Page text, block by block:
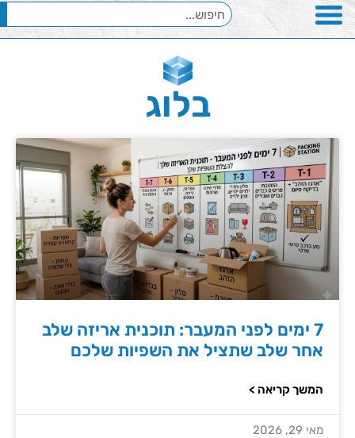
בלוג
7 ימים לפני המעבר: תוכנית אריזה שלב
אחר שלב שתציל את השפיות שלכם
המשך קריאה >
מאי 29, 2026